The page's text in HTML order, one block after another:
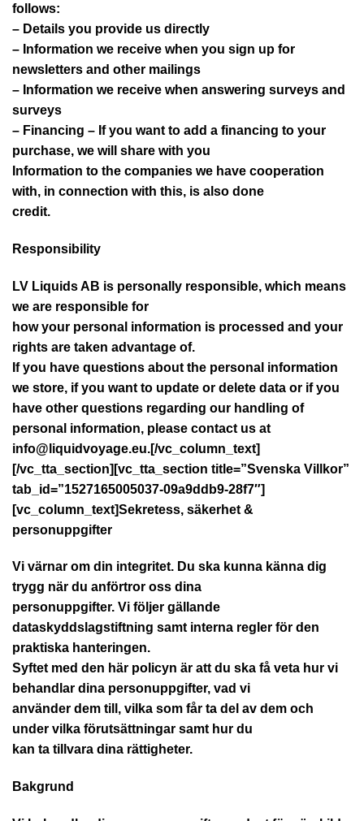
follows:
– Details you provide us directly
– Information we receive when you sign up for
newsletters and other mailings
– Information we receive when answering surveys and
surveys
– Financing – If you want to add a financing to your
purchase, we will share with you
Information to the companies we have cooperation
with, in connection with this, is also done
credit.
Responsibility
LV Liquids AB is personally responsible, which means
we are responsible for
how your personal information is processed and your
rights are taken advantage of.
If you have questions about the personal information
we store, if you want to update or delete data or if you
have other questions regarding our handling of
personal information, please contact us at
info@liquidvoyage.eu.[/vc_column_text]
[/vc_tta_section][vc_tta_section title=”Svenska Villkor”
tab_id=”1527165005037-09a9ddb9-28f7″]
[vc_column_text]Sekretess, säkerhet &
personuppgifter
Vi värnar om din integritet. Du ska kunna känna dig
trygg när du anförtror oss dina
personuppgifter. Vi följer gällande
dataskyddslagstiftning samt interna regler för den
praktiska hanteringen.
Syftet med den här policyn är att du ska få veta hur vi
behandlar dina personuppgifter, vad vi
använder dem till, vilka som får ta del av dem och
under vilka förutsättningar samt hur du
kan ta tillvara dina rättigheter.
Bakgrund